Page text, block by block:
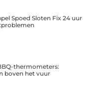
Spoed Sloten Fix 24 uur
thermometers:
boven het vuur